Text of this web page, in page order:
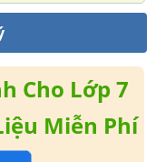
Cho Lớp 7
Miễn Phí